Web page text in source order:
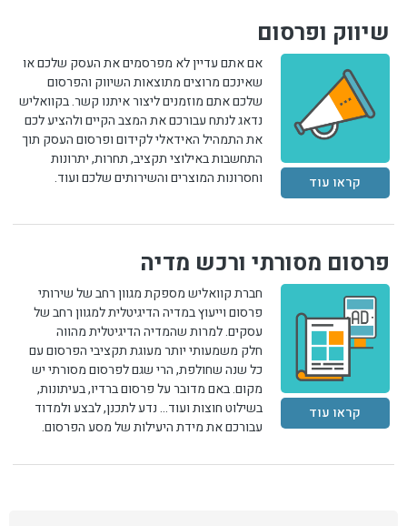
שיווק ופרסום
אם אתם עדיין לא מפרסמים את העסק שלכם או
שאינכם מרוצים מתוצאות השיווק והפרסום
שלכם אתם מוזמנים ליצור איתנו קשר. בקוואליש
נדאג לנתח עבורכם את המצב הקיים ולהציע לכם
את התמהיל האידאלי לקידום ופרסום העסק תוך
התחשבות באילוצי תקציב, תחרות, יתרונות
וחסרונות המוצרים והשירותים שלכם ועוד.
קראו עוד
פרסום מסורתי ורכש מדיה
חברת קוואליש מספקת מגוון רחב של שירותי
פרסום וייעוץ במדיה הדיגיטלית למגוון רחב של
עסקים. למרות שהמדיה הדיגיטלית מהווה
חלק משמעותי יותר מעוגת תקציבי הפרסום עם
כל שנה שחולפת, הרי שגם לפרסום מסורתי יש
מקום. באם מדובר על פרסום ברדיו, בעיתונות,
בשילוט חוצות ועוד... נדע לתכנן, לבצע ולמדוד
עבורכם את מידת היעילות של מסע הפרסום.
קראו עוד